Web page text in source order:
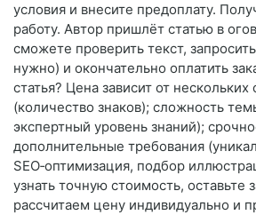
условия и внесите предоплату.
работу. Автор пришлёт статью в
сможете проверить текст,
нужно) и окончательно оплатить
статья? Цена зависит от
(количество знаков); сложность
экспертный уровень знаний);
дополнительные требования
SEO‑оптимизация, подбор
узнать точную стоимость, оставьте
рассчитаем цену индивидуально и